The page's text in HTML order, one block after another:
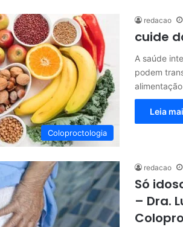
Coloproctologia
redacao
cuide
A saúde
podem
Leia
redacao
Só
– Dra.